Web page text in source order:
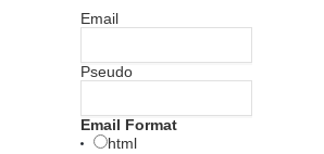
Email
Pseudo
Email Format
html